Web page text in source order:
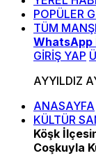
POPÜLER
TÜM
WhatsApp
GİRİŞ YAP
AYYILDIZ
ANASAYFA
KÜLTÜR
Köşk
Coşkuyla